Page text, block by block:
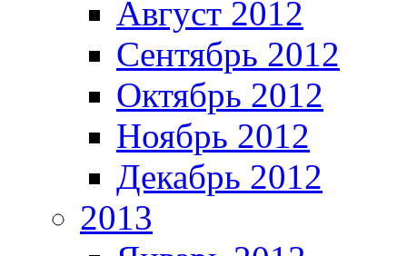
Август 2012
Сентябрь 2012
Октябрь 2012
Ноябрь 2012
Декабрь 2012
2013